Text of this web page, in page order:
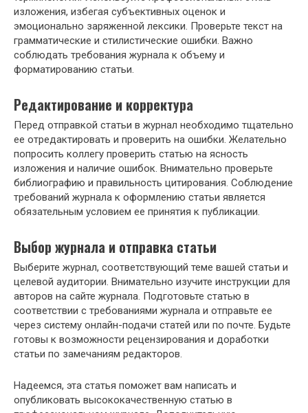
изложения, избегая субъективных оценок и
эмоционально заряженной лексики. Проверьте текст на
грамматические и стилистические ошибки. Важно
соблюдать требования журнала к объему и
форматированию статьи.
Редактирование и корректура
Перед отправкой статьи в журнал необходимо тщательно
ее отредактировать и проверить на ошибки. Желательно
попросить коллегу проверить статью на ясность
изложения и наличие ошибок. Внимательно проверьте
библиографию и правильность цитирования. Соблюдение
требований журнала к оформлению статьи является
обязательным условием ее принятия к публикации.
Выбор журнала и отправка статьи
Выберите журнал, соответствующий теме вашей статьи и
целевой аудитории. Внимательно изучите инструкции для
авторов на сайте журнала. Подготовьте статью в
соответствии с требованиями журнала и отправьте ее
через систему онлайн-подачи статей или по почте. Будьте
готовы к возможности рецензирования и доработки
статьи по замечаниям редакторов.
Надеемся, эта статья поможет вам написать и
опубликовать высококачественную статью в